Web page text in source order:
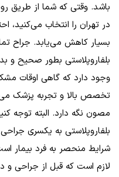
باشد. وقتی که شما از طریق
در تهران را انتخاب می‌کنید،
بسیار کاهش می‌یابد. جراح
بلفاروپلاستی بطور صحیح و
وجود دارد که گاهی اوقات
تخصص بالا و تجربه پزشک
مصون نگه دارد. البته توجه
بلفاروپلاستی به یکسری
شرایط منحصر به فرد بیمار
لازم است که قبل از جراحی و